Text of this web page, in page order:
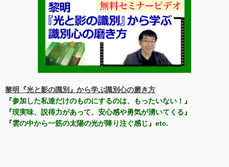
黎明『光と影の識別』から学ぶ識別心の磨き方
『参加した私達だけのものにするのは、もったいない！』
『現実味、説得力があって、安心感や勇気が湧いてくる』
『雲の中から一筋の太陽の光が降り注ぐ感じ』etc.